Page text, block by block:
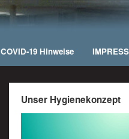
COVID-19 Hinweise
Unser Hygienekonzept